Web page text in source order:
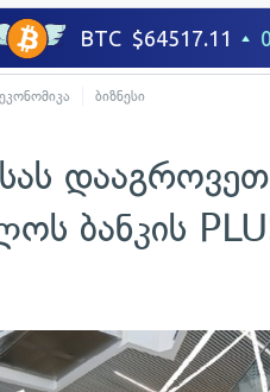
ეკონომიკა ბიზნესი
ბანკის